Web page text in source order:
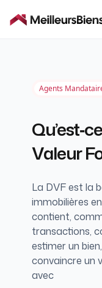
Agents
Valeur
La DVF est la
immobilières
contient,
transactions,
estimer un
convaincre un
avec